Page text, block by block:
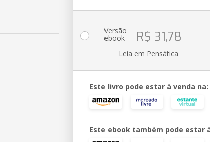
Versão
ebook R$ 31,78
Leia em Pensática
Este livro pode estar à venda na:
Este ebook também pode estar